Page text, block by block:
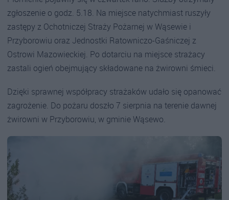
zgłoszenie o godz. 5.18. Na miejsce natychmiast ruszyły
zastępy z Ochotniczej Straży Pożarnej w Wąsewie i
Przyborowiu oraz Jednostki Ratowniczo-Gaśniczej z
Ostrowi Mazowieckiej. Po dotarciu na miejsce strażacy
zastali ogień obejmujący składowane na żwirowni śmieci.
Dzięki sprawnej współpracy strażaków udało się opanować
zagrożenie. Do pożaru doszło 7 sierpnia na terenie dawnej
żwirowni w Przyborowiu, w gminie Wąsewo.